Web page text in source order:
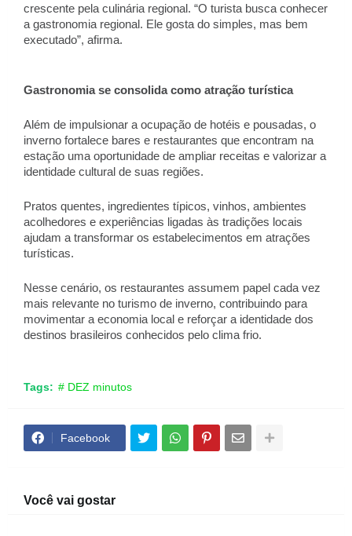
crescente pela culinária regional. “O turista busca conhecer
a gastronomia regional. Ele gosta do simples, mas bem
executado”, afirma.
Gastronomia se consolida como atração turística
Além de impulsionar a ocupação de hotéis e pousadas, o
inverno fortalece bares e restaurantes que encontram na
estação uma oportunidade de ampliar receitas e valorizar a
identidade cultural de suas regiões.
Pratos quentes, ingredientes típicos, vinhos, ambientes
acolhedores e experiências ligadas às tradições locais
ajudam a transformar os estabelecimentos em atrações
turísticas.
Nesse cenário, os restaurantes assumem papel cada vez
mais relevante no turismo de inverno, contribuindo para
movimentar a economia local e reforçar a identidade dos
destinos brasileiros conhecidos pelo clima frio.
Tags: # DEZ minutos
Facebook
Você vai gostar